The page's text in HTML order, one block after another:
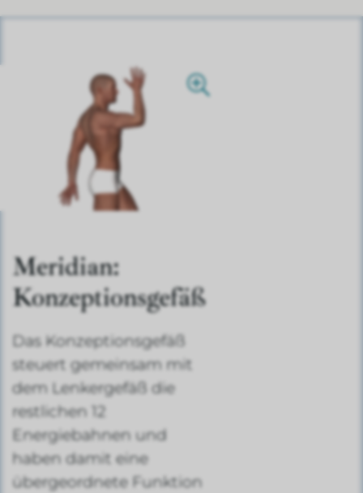
Meridian:
Konzeptionsgefäß
Das Konzeptionsgefäß
steuert gemeinsam mit
dem Lenkergefäß die
restlichen 12
Energiebahnen und
haben damit eine
übergeordnete Funktion